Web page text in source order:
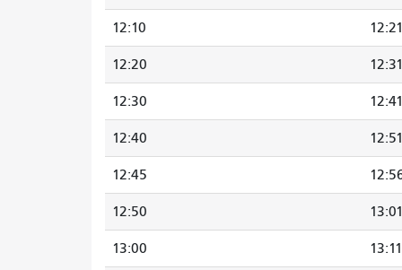
12:10 12:21
12:20 12:31
12:30 12:41
12:40 12:51
12:45
12:50 13:01
13:00 13:11